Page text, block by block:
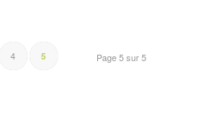
Page 5 sur 5
4 5